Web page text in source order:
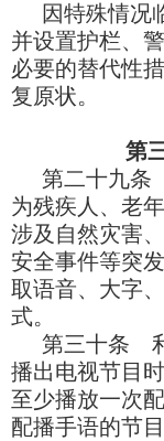
因特殊情况
并设置护栏、
必要的替代性
复原状。
第
第二十九条
为残疾人、老
涉及自然灾害
安全事件等突
取语音、大字
式。
第三十条
播出电视节目
至少播放一次
配播手语的节目